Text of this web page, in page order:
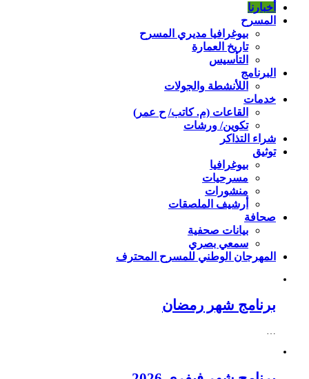
أخبارنا
المسرح
بيوغرافيا مديري المسرح
تاريخ العمارة
التأسيس
البرنامج
اللأنشطة والجولات
خدمات
القاعات (م. كاتب/ ح عمر)
تكوين/ ورشات
شراء التذاكر
توثيق
بيوغرافيا
مسرحيات
منشورات
أرشيف الملصقات
صحافة
بيانات صحفية
سمعي بصري
المهرجان الوطني للمسرح المحترف
برنامج شهر رمضان
…